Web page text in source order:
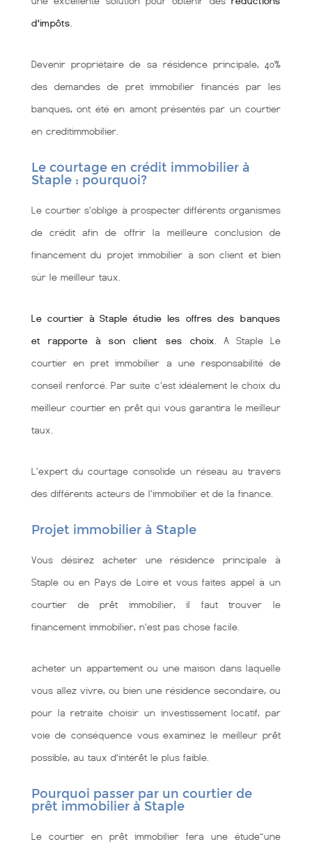
d'impôts
Devenir propriétaire de sa résidence principale, 40%
des demandes de pret immobilier financés par les
banques, ont été en amont présentés par un courtier
en creditimmobilier.
Le courtage en crédit immobilier à
Staple : pourquoi?
Le courtier s'oblige à prospecter différents organismes
de crédit afin de offrir la meilleure conclusion de
financement du projet immobilier à son client et bien
sùr le meilleur taux.
Le courtier à Staple étudie les offres des banques
et rapporte à son client ses choix . A Staple Le
courtier en pret immobilier a une responsabilité de
conseil renforcé. Par suite c'est idéalement le choix du
meilleur courtier en prêt qui vous garantira le meilleur
taux.
L'expert du courtage consolide un réseau au travers
des différents acteurs de l'immobilier et de la finance.
Projet immobilier à Staple
Vous désirez acheter une résidence principale à
Staple ou en Pays de Loire et vous faites appel à un
courtier de prêt immobilier, il faut trouver le
financement immobilier, n'est pas chose facile.
acheter un appartement ou une maison dans laquelle
vous allez vivre, ou bien une résidence secondaire, ou
pour la retraite choisir un investissement locatif, par
voie de conséquence vous examinez le meilleur prêt
possible, au taux d’intérêt le plus faible.
Pourquoi passer par un courtier de
prêt immobilier à Staple
Le courtier en prêt immobilier fera une étude~une